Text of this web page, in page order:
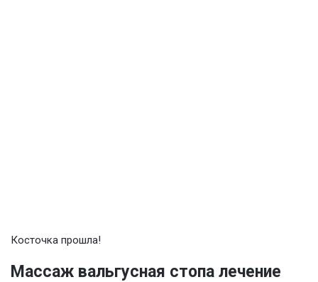
Косточка прошла!
Массаж вальгусная стопа лечение